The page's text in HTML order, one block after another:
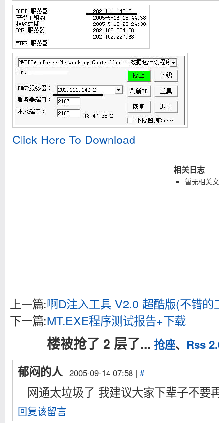
Click Here To Download
相关日志
暂无相关
上一篇:啊D注入工具 V2.0 超酷版(不错
下一篇:MT.EXE程序测试报告+下载
楼被抢了 2 层了... 抢座、 Rss
郁闷的人| 2005-09-14 07:58 | #
网通太垃圾了 我建议大家下辈子不要
回复该留言